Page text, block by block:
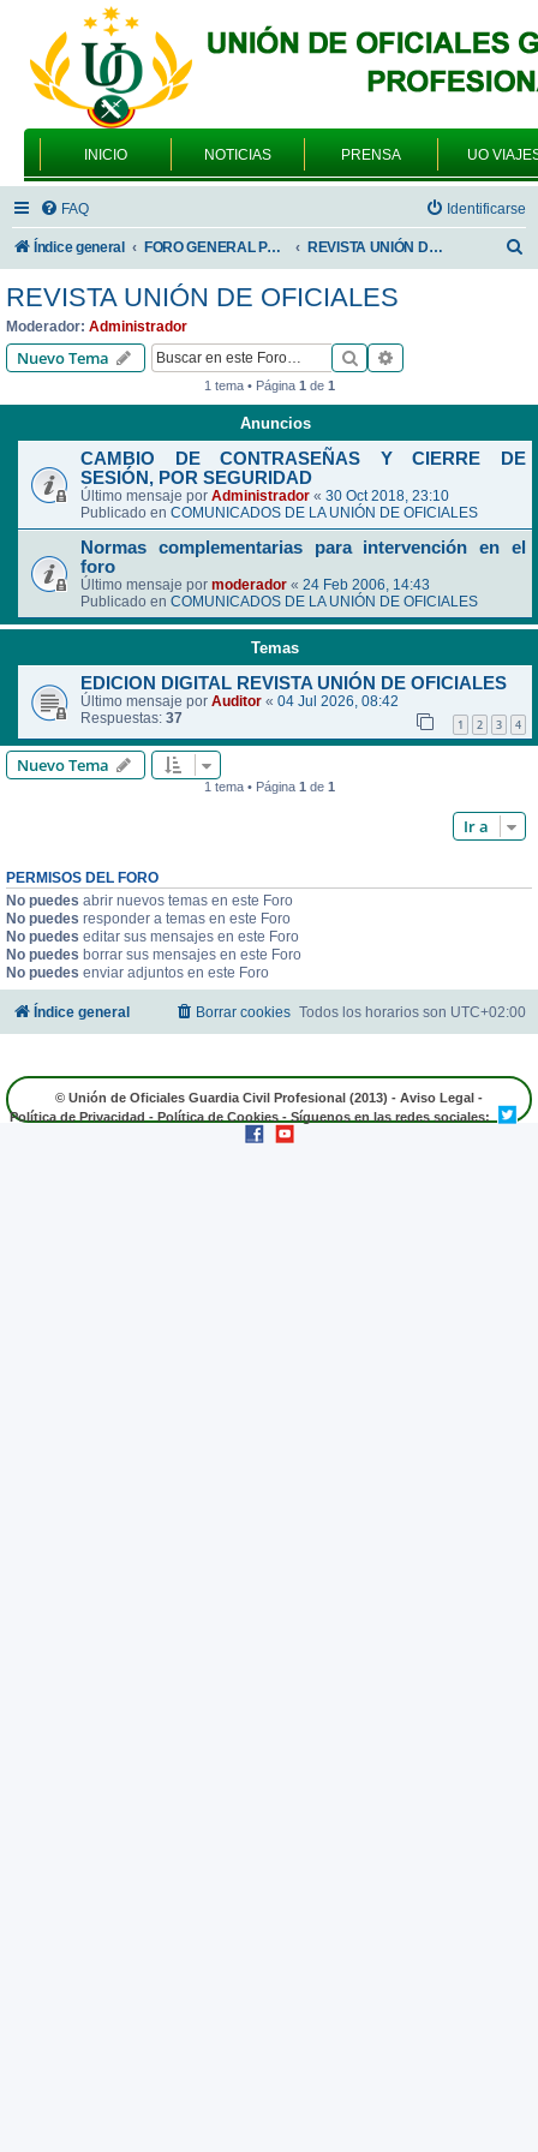
INICIO NOTICIAS PRENSA UO
FAQ Identificarse
Índice general FORO GENERAL PARA TODOS LOS USUARIOS REVISTA UNIÓN DE OFICIALES
r
REVISTA UNIÓN DE OFICIALES
Moderador: Administrador
Nuevo Tema Buscar
1 tema • Página 1de 1
Anuncios
CAMBIO DE CONTRASEÑAS Y CIERRE DE
SESIÓN, POR SEGURIDAD
Último mensaje por Administrador « 30 Oct 2018, 23:10
Publicado en COMUNICADOS DE LA UNIÓN DE OFICIALES
Normas complementarias para intervención en el
foro
Último mensaje por moderador « 24 Feb 2006, 14:43
Publicado en COMUNICADOS DE LA UNIÓN DE OFICIALES
Temas
EDICION DIGITAL REVISTA UNIÓN DE OFICIALES
Último mensaje por Auditor « 04 Jul 2026, 08:42
Respuestas: 37 1 2 3 4
Nuevo Tema
1 tema • Página 1 de 1
Ir a
PERMISOS DEL FORO
No puedes abrir nuevos temas en este Foro
No puedes responder a temas en este Foro
No puedes editar sus mensajes en este Foro
No puedes borrar sus mensajes en este Foro
No puedes enviar adjuntos en este Foro
Índice general Todos los horarios son UTC+02:00
Borrar cookies
© Unión de Oficiales Guardia Civil Profesional (2013) - Aviso Legal -
Política de Privacidad - Política de Cookies - Síguenos en las redes sociales: